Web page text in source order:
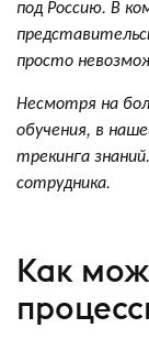
под Россию. В
просто
Несмотря на
обучения, в
трекинга
сотрудника.
Как